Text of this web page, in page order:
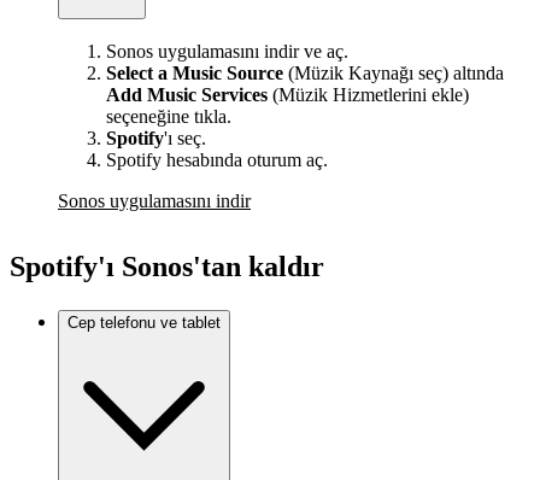
Sonos uygulamasını indir ve aç.
Select a Music Source (Müzik Kaynağı seç) altında
Add Music Services (Müzik Hizmetlerini ekle)
seçeneğine tıkla.
Spotify'ı seç.
Spotify hesabında oturum aç.
Sonos uygulamasını indir
Spotify'ı Sonos'tan kaldır
Cep telefonu ve tablet